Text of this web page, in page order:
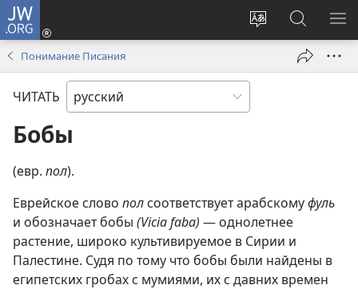
JW.ORG
Изменить
Войти
(открывается
окне)
Поиск
по
jw.org
Понимание Писания
ЧИТАТЬ
Бобы
(евр. пол).
Еврейское слово полсоответствует арабскомуфуль
и обозначает бобы (Vicia faba) — однолетнее
растение, широко культивируемое в Сирии и
Палестине. Судя по тому что бобы были найдены в
египетских гробах с мумиями, их с давних времен